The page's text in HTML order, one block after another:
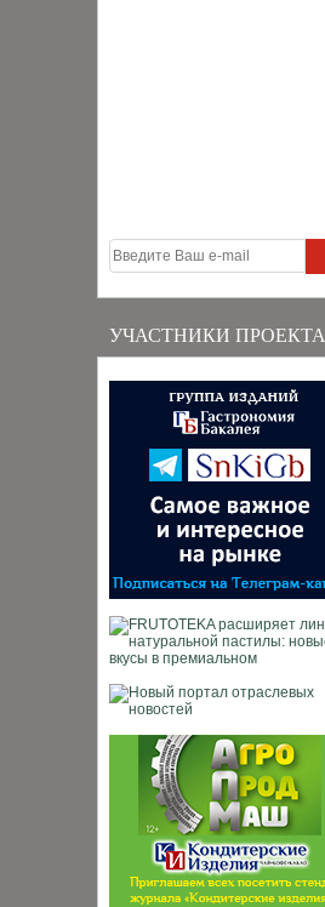
УЧАСТНИКИ ПРОЕКТА